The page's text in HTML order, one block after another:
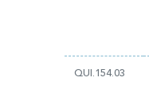
QUI.154.03